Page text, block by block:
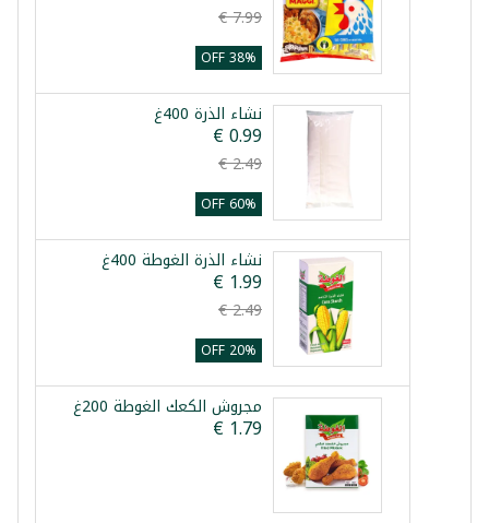
38% OFF
نشاء الذرة 400غ
60% OFF
نشاء الذرة الغوطة 400غ
20% OFF
مجروش الكعك الغوطة 200غ